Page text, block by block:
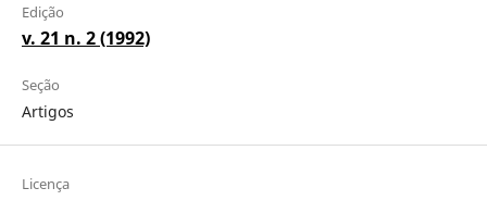
Edição
v. 21 n. 2 (1992)
Seção
Artigos
Licença